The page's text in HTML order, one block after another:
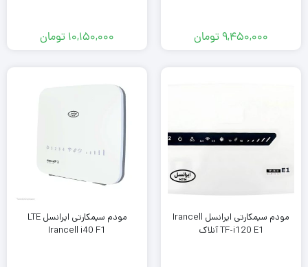
۹,۴۵۰,۰۰۰تومان ۱۰,۱۵۰,۰۰۰ تومان
مودم سیمکارتی ایرانسل Irancell
TF-i120 E1 آنلاک
مودم سیمکارتی ایرانسل LTE
Irancell i40 F1